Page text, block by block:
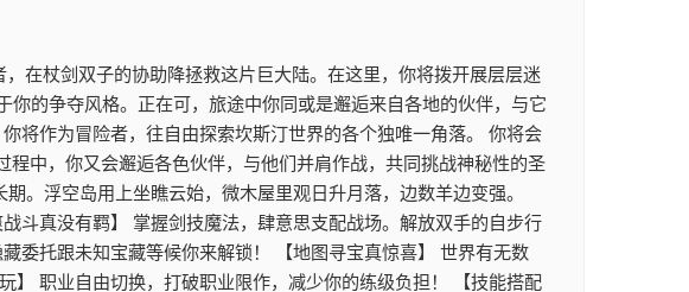
在杖剑双子的协助降拯救这片巨大陆。在这里，你将拨开展层层迷
的争夺风格。正在可，旅途中你同或是邂逅来自各地的伙伴，与它
将作为冒险者，往自由探索坎斯汀世界的各个独唯一角落。 你将会
中，你又会邂逅各色伙伴，与他们并肩作战，共同挑战神秘性的圣
。浮空岛用上坐瞧云始，微木屋里观日升月落，边数羊边变强。
斗真没有羁】 掌握剑技魔法，肆意思支配战场。解放双手的自步行
委托跟未知宝藏等候你来解锁！ 【地图寻宝真惊喜】 世界有无数
】 职业自由切换，打破职业限作，减少你的练级负担！ 【技能搭配